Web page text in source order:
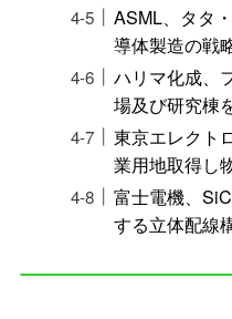
ASML、タタ
導体製造の戦
ハリマ化成、
場及び研究棟
東京エレクト
業用地取得し
富士電機、
する立体配線